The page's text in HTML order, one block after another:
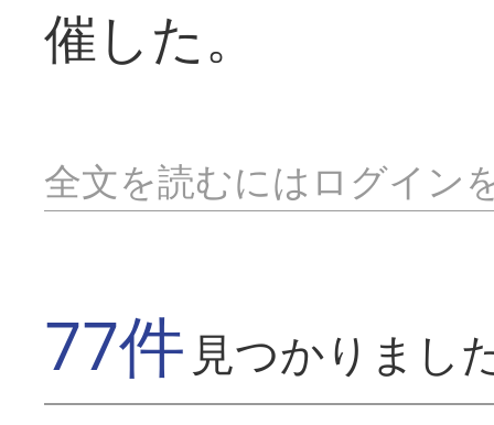
催した。
全文を読むにはログイン
77件 見つかりまし